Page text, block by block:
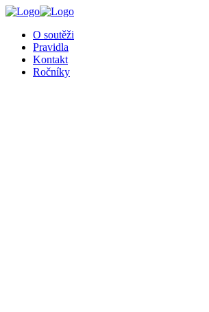
O soutěži
Pravidla
Kontakt
Ročníky